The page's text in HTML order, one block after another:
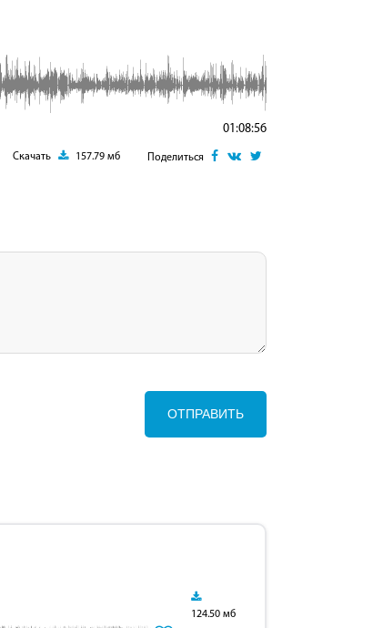
01:08:56
Скачать 157.79 мб Поделиться
ОТПРАВИТЬ
124.50 мб